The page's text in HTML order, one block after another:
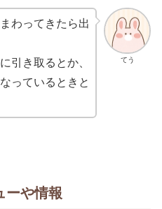
てう
わってきたら出
引き取るとか、
っているときと
ーや情報